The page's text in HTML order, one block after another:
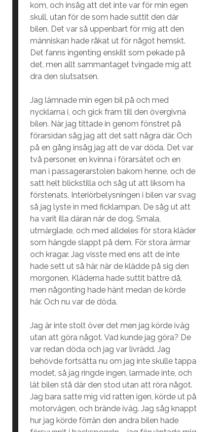
kom, och insåg att det inte var för min egen
skull, utan för de som hade suttit den där
bilen. Det var så uppenbart för mig att den
människan hade råkat ut för något hemskt.
Det fanns ingenting enskilt som pekade på
det, men allt sammantaget tvingade mig att
dra den slutsatsen.
Jag lämnade min egen bil på och med
nycklarna i, och gick fram till den övergivna
bilen. När jag tittade in genom fönstret på
förarsidan såg jag att det satt några där. Och
på en gång insåg jag att de var döda. Det var
två personer, en kvinna i förarsätet och en
man i passagerarstolen bakom henne, och de
satt helt blickstilla och såg ut att liksom ha
förstenats. Interiörbelysningen i bilen var svag
så jag lyste in med ficklampan. De såg ut att
ha varit illa däran när de dog. Smala,
utmärglade, och med alldeles för stora kläder
som hängde slappt på dem. För stora ärmar
och kragar. Jag visste med ens att de inte
hade sett ut så här, när de klädde på sig den
morgonen. Kläderna hade suttit bättre då,
men någonting hade hänt medan de körde
här. Och nu var de döda.
Jag är inte stolt över det men jag körde iväg
utan att göra något. Vad kunde jag göra? De
var redan döda och jag var livrädd. Jag
behövde fortsätta nu om jag inte skulle tappa
modet, så jag ringde ingen, larmade inte, och
lät bilen stå där den stod utan att röra något.
Jag bara satte mig vid ratten igen, körde ut på
motorvägen, och brände iväg. Jag såg knappt
hur jag körde förrän den andra bilen hade